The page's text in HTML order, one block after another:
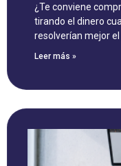
¿Te conviene
tirando el dinero
resolverían mejor
Leer más »